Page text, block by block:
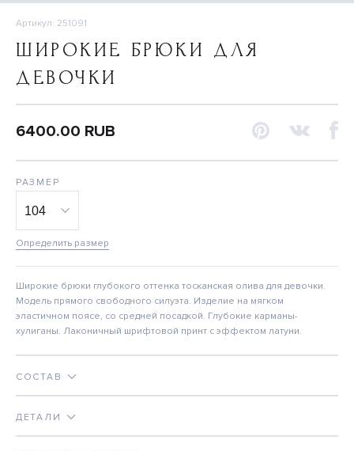
Артикул: 251091
ШИРОКИЕ БРЮКИ ДЛЯ
ДЕВОЧКИ
6400.00 RUB
РАЗМЕР
Определить размер
Широкие брюки глубокого оттенка тосканская олива для девочки.
Модель прямого свободного силуэта. Изделие на мягком
эластичном поясе, со средней посадкой. Глубокие карманы-
хулиганы. Лаконичный шрифтовой принт с эффектом латуни.
СОСТАВ
ДЕТАЛИ